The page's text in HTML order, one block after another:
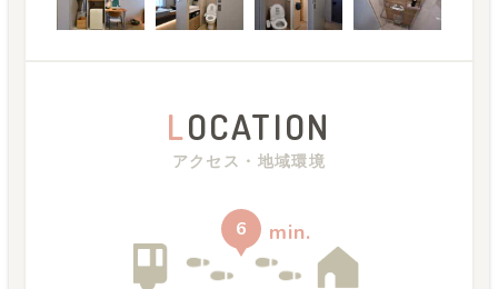
LOCATION
アクセス・地域環境
6 min.